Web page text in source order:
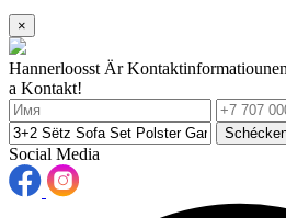
×
Hannerloosst Är
a Kontakt!
Social Media